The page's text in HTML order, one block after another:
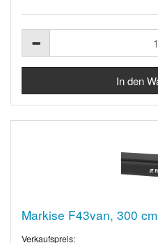
Markise F43van, 300 cm
Verkaufspreis: